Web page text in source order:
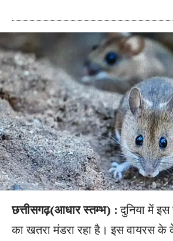
छत्तीसगढ़(आधार स्तम्भ) :दुनिया में
का खतरा मंडरा रहा है। इस वायरस